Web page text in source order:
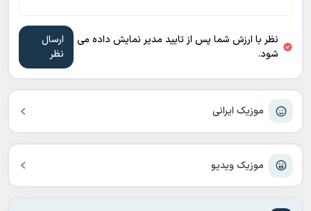
موزیک ایرانی
موزیک ویدیو
نظر با ارزش شما پس از تایید مدیر نمایش داده می
شود.